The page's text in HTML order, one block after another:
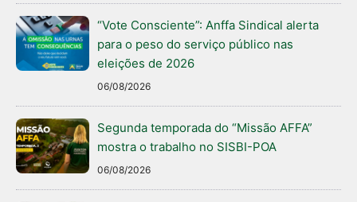
“Vote Consciente”: Anffa Sindical alerta
para o peso do serviço público nas
eleições de 2026
06/08/2026
Segunda temporada do “Missão AFFA”
mostra o trabalho no SISBI-POA
06/08/2026